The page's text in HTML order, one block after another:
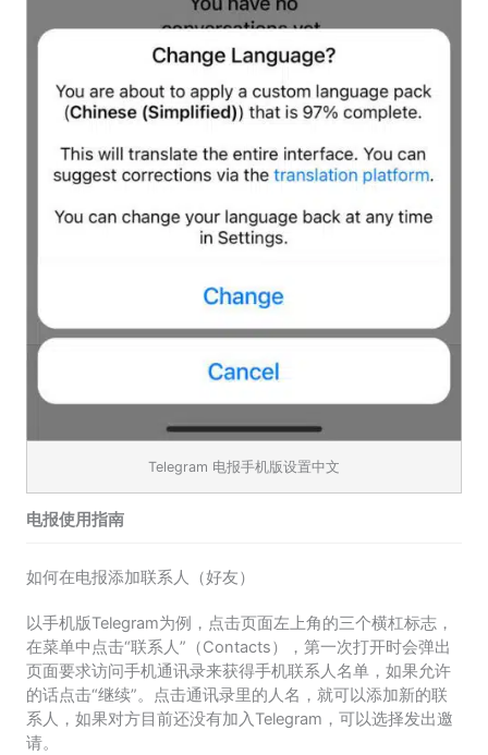
Telegram 电报手机版设置中文
电报使用指南
如何在电报添加联系人（好友）
以手机版Telegram为例，点击页面左上角的三个横杠标志，
在菜单中点击“联系人”（Contacts），第一次打开时会弹出
页面要求访问手机通讯录来获得手机联系人名单，如果允许
的话点击“继续”。点击通讯录里的人名，就可以添加新的联
系人，如果对方目前还没有加入Telegram，可以选择发出邀
请。